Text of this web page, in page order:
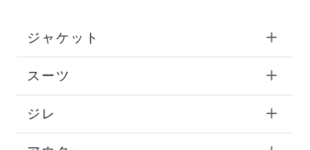
ジャケット
スーツ
ジレ